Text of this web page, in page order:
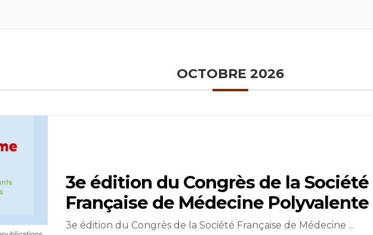
OCTOBRE 2026
3e édition du Congrès de la Société
Française de Médecine Polyvalente
3e édition du Congrès de la Société Française de Médecine ...